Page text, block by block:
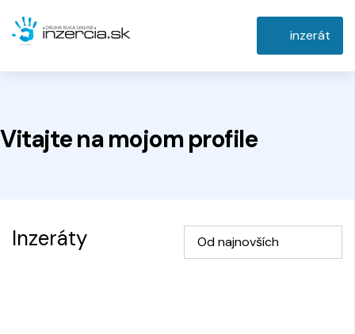
inzerát
Vitajte na mojom profile
Inzeráty Od najnovších